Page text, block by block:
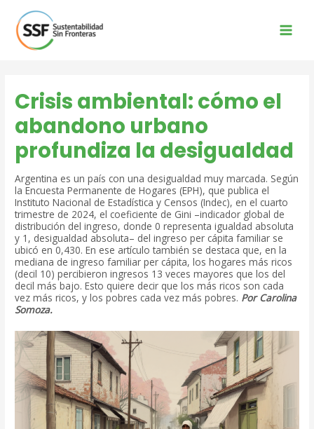
contenido
Main
Crisis ambiental: cómo el
abandono urbano
profundiza la desigualdad
Argentina es un país con una desigualdad muy marcada. Según
la Encuesta Permanente de Hogares (EPH), que publica el
Instituto Nacional de Estadística y Censos (Indec), en el cuarto
trimestre de 2024, el coeficiente de Gini –indicador global de
distribución del ingreso, donde 0 representa igualdad absoluta
y 1, desigualdad absoluta– del ingreso per cápita familiar se
ubicó en 0,430. En ese artículo también se destaca que, en la
mediana de ingreso familiar per cápita, los hogares más ricos
(decil 10) percibieron ingresos 13 veces mayores que los del
decil más bajo. Esto quiere decir que los más ricos son cada
vez más ricos, y los pobres cada vez más pobres. Por Carolina
Somoza.